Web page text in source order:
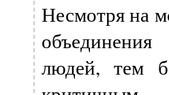
Несмотря на
объединения
людей, тем